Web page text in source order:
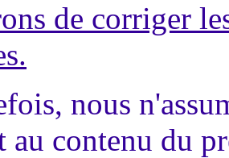
de corriger
nous
au contenu du